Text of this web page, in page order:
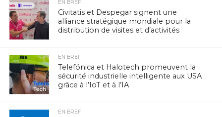
EN BREF
Civitatis et Despegar signent une
alliance stratégique mondiale pour la
distribution de visites et d’activités
EN BREF
Telefónica et Halotech promeuvent la
sécurité industrielle intelligente aux USA
grâce à l’IoT et à l’IA
EN BREF